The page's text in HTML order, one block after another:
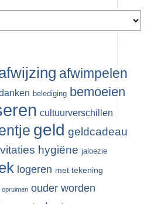
afwimpelen
belediging bemoeien
cultuurverschillen
geld geldcadeau
hygiëne jaloezie
logeren met tekening
opruimen ouder worden